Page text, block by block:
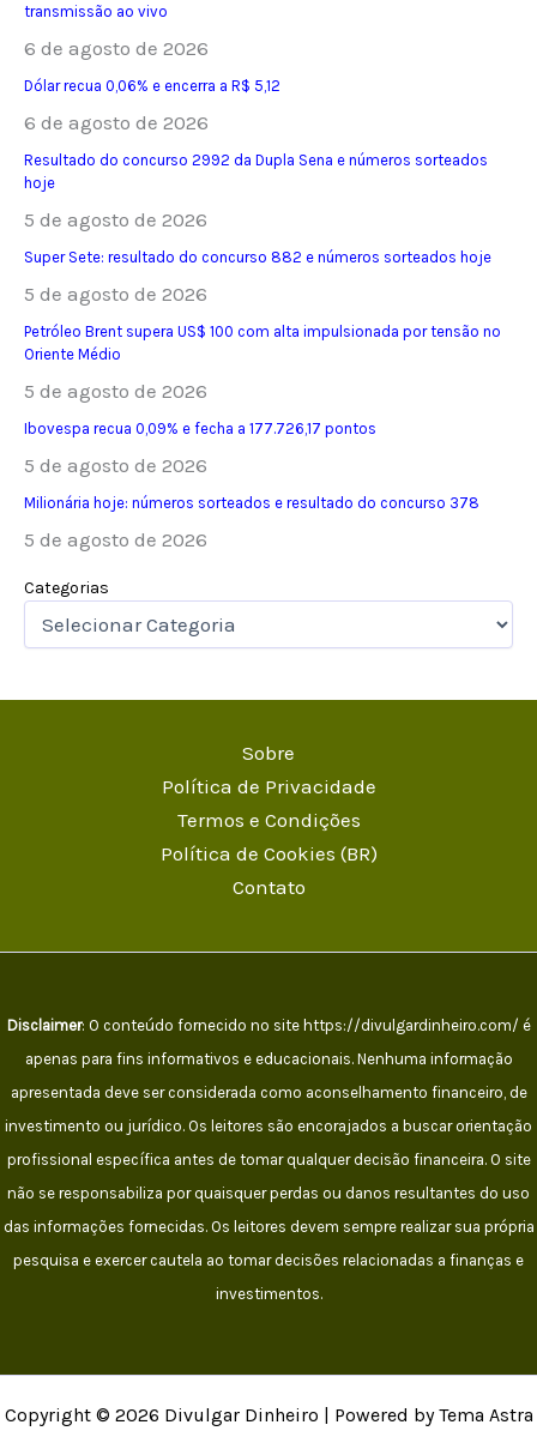
transmissão ao vivo
6 de agosto de 2026
Dólar recua 0,06% e encerra a R$ 5,12
6 de agosto de 2026
Resultado do concurso 2992 da Dupla Sena e números sorteados
hoje
5 de agosto de 2026
Super Sete: resultado do concurso 882 e números sorteados hoje
5 de agosto de 2026
Petróleo Brent supera US$ 100 com alta impulsionada por tensão no
Oriente Médio
5 de agosto de 2026
Ibovespa recua 0,09% e fecha a 177.726,17 pontos
5 de agosto de 2026
Milionária hoje: números sorteados e resultado do concurso 378
5 de agosto de 2026
Categorias
Sobre
Política de Privacidade
Termos e Condições
Política de Cookies (BR)
Contato
Disclaimer: O conteúdo fornecido no site https://divulgardinheiro.com/ é
apenas para fins informativos e educacionais. Nenhuma informação
apresentada deve ser considerada como aconselhamento financeiro, de
investimento ou jurídico. Os leitores são encorajados a buscar orientação
profissional específica antes de tomar qualquer decisão financeira. O site
não se responsabiliza por quaisquer perdas ou danos resultantes do uso
das informações fornecidas. Os leitores devem sempre realizar sua própria
pesquisa e exercer cautela ao tomar decisões relacionadas a finanças e
investimentos.
Copyright © 2026 Divulgar Dinheiro | Powered by Tema Astra